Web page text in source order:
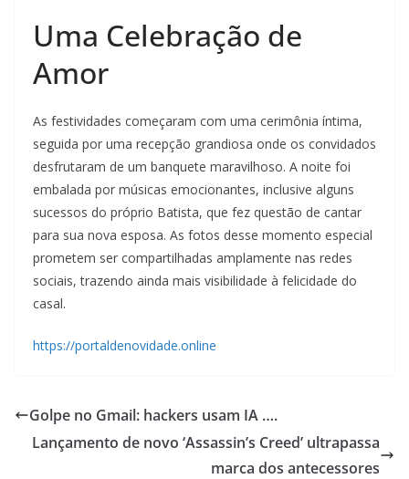
Uma Celebração de
Amor
As festividades começaram com uma cerimônia íntima,
seguida por uma recepção grandiosa onde os convidados
desfrutaram de um banquete maravilhoso. A noite foi
embalada por músicas emocionantes, inclusive alguns
sucessos do próprio Batista, que fez questão de cantar
para sua nova esposa. As fotos desse momento especial
prometem ser compartilhadas amplamente nas redes
sociais, trazendo ainda mais visibilidade à felicidade do
casal.
https://portaldenovidade.online
Golpe no Gmail: hackers usam IA ….
Lançamento de novo ‘Assassin’s Creed’ ultrapassa
marca dos antecessores